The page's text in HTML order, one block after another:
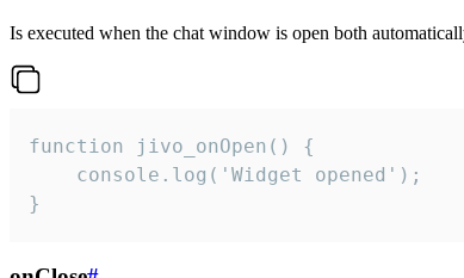
Is executed when the chat window is open both
function jivo_onOpen() {
    console.log('Widget opened');
}